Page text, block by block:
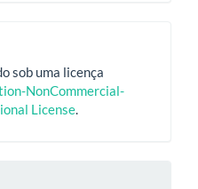
sob uma licença
NonCommercial-
License